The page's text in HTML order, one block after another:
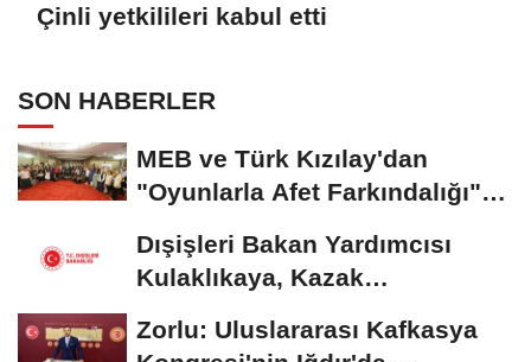
Çinli yetkilileri kabul etti
SON HABERLER
MEB ve Türk Kızılay'dan
"Oyunlarla Afet Farkındalığı"
Dışişleri Bakan Yardımcısı
Kulaklıkaya, Kazak
Zorlu: Uluslararası Kafkasya